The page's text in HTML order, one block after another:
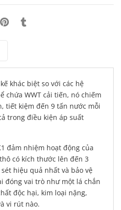
khác biệt so với các hệ
chứa WWT cải tiến, nó chiếm
tiết kiệm đến 9 tấn nước mỗi
trong điều kiện áp suất
đảm nhiệm hoạt động của
có kích thước lên đến 3
hiệu quả nhất và bảo vệ
đóng vai trò như một lá chắn
độc hại, kim loại nặng,
vi rút nào.